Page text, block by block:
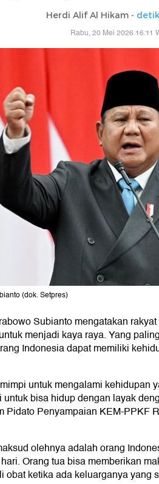
Herdi Alif Al Hikam -
Rabu, 20 Mei 2026 16:11
(dok. Setpres)
Subianto mengatakan
menjadi kaya raya. Yang
Indonesia dapat memiliki
untuk mengalami kehidupan
bisa hidup dengan layak
Pidato Penyampaian KEM-PPKF
olehnya adalah orang
Orang tua bisa memberikan
obat ketika ada keluarganya yang